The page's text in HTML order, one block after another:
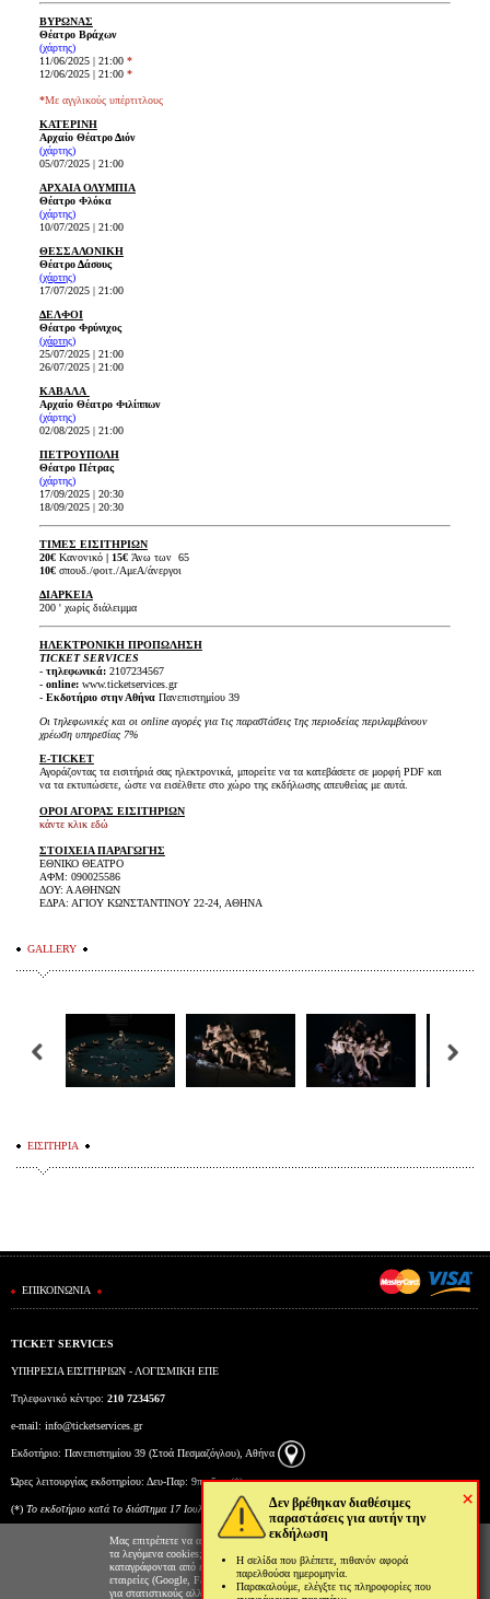
×
Δεν βρέθηκαν διαθέσιμες
παραστάσεις για αυτήν την
εκδήλωση
Η σελίδα που βλέπετε, πιθανόν αφορά
παρελθούσα ημερομηνία.
Παρακαλούμε, ελέγξτε τις πληροφορίες που
ΒΥΡΩΝΑΣ
Θέατρο Βράχων
(χάρτης)
11/06/2025 | 21:00 *
12/06/2025 | 21:00 *
*Με αγγλικούς υπέρτιτλους
ΚΑΤΕΡΙΝΗ
Αρχαίο Θέατρο Διόν
(χάρτης)
05/07/2025 | 21:00
ΑΡΧΑΙΑ ΟΛΥΜΠΙΑ
Θέατρο Φλόκα
(χάρτης)
10/07/2025 | 21:00
ΘΕΣΣΑΛΟΝΙΚΗ
Θέατρο Δάσους
(χάρτης)
17/07/2025 | 21:00
ΔΕΛΦΟΙ
Θέατρο Φρύνιχος
(χάρτης)
25/07/2025 | 21:00
26/07/2025 | 21:00
ΚΑΒΑΛΑ
Αρχαίο Θέατρο Φιλίππων
(χάρτης)
02/08/2025 | 21:00
ΠΕΤΡΟΥΠΟΛΗ
Θέατρο Πέτρας
(χάρτης)
17/09/2025 | 20:30
18/09/2025 | 20:30
ΤΙΜΕΣ ΕΙΣΙΤΗΡΙΩΝ
20€ Κανονικό | 15€ Άνω των 65
10€σπουδ./φοιτ./ΑμεΑ/άνεργοι
ΔΙΑΡΚΕΙΑ
200 ' χωρίς διάλειμμα
ΗΛΕΚΤΡΟΝΙΚΗ ΠΡΟΠΩΛΗΣΗ
TICKET SERVICES
- τηλεφωνικά:2107234567
- online:www.ticketservices.gr
- Εκδοτήριο στην Αθήνα Πανεπιστημίου 39
Οι τηλεφωνικές και οι online αγορές για τις παραστάσεις της περιοδείας περιλαμβάνουν
χρέωση υπηρεσίας 7%
E-TICKET
Αγοράζοντας τα εισιτήριά σας ηλεκτρονικά, μπορείτε να τα κατεβάσετε σε μορφή PDF και
να τα εκτυπώσετε, ώστε να εισέλθετε στο χώρο της εκδήλωσης απευθείας με αυτά.
ΟΡΟΙ ΑΓΟΡΑΣ ΕΙΣΙΤΗΡΙΩΝ
κάντε κλικ εδώ
ΣΤΟΙΧΕΙΑ ΠΑΡΑΓΩΓΗΣ
ΕΘΝΙΚΟ ΘΕΑΤΡΟ
ΑΦΜ: 090025586
ΔΟΥ: Α ΑΘΗΝΩΝ
ΕΔΡΑ: ΑΓΙΟΥ ΚΩΝΣΤΑΝΤΙΝΟΥ 22-24, ΑΘΗΝΑ
GALLERY
ΕΙΣΙΤΗΡΙΑ
ΕΠΙΚΟΙΝΩΝΙΑ
TICKET SERVICES
ΥΠΗΡΕΣΙΑ ΕΙΣΙΤΗΡΙΩΝ - ΛΟΓΙΣΜΙΚΗ ΕΠΕ
Τηλεφωνικό κέντρο: 210 7234567
e-mail: info@ticketservices.gr
Εκδοτήριο: Πανεπιστημίου 39 (Στοά Πεσμαζόγλου), Αθήνα
Ώρες λειτουργίας εκδοτηρίου: Δευ-Παρ: 9πμ-5μμ (*)
(*) To εκδοτήριο κατά το διάστημα 17 Ιουλίου έως και 6 Αυγούστου θα λειτουργεί Δευτέρα έως
Παρασκευή από τις 10:00 έως τις 15:00.Μας επιτρέπετε να αποθηκεύουμε στον φυλλομετρητή σας
τα λεγόμενα cookies; Με αυτόν τον τρόπο θα
καταγράφονται από εμάς και τρίτες συνεργαζόμενες
εταιρείες (Google, Facebook κτλ) στοιχεία επισκεψιμότητας
για στατιστικούς αλλά και διαφημιστικούς λόγους. Μπορείτε